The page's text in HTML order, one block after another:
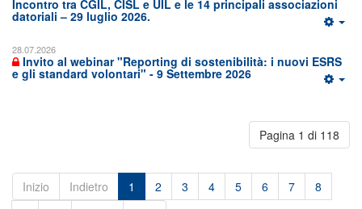
Incontro tra CGIL, CISL e UIL e le 14 principali associazioni
datoriali – 29 luglio 2026.
28.07.2026
Invito al webinar "Reporting di sostenibilità: i nuovi ESRS
e gli standard volontari" - 9 Settembre 2026
Pagina 1 di 118
Inizio Indietro 1 2 3 4 5 6 7
8